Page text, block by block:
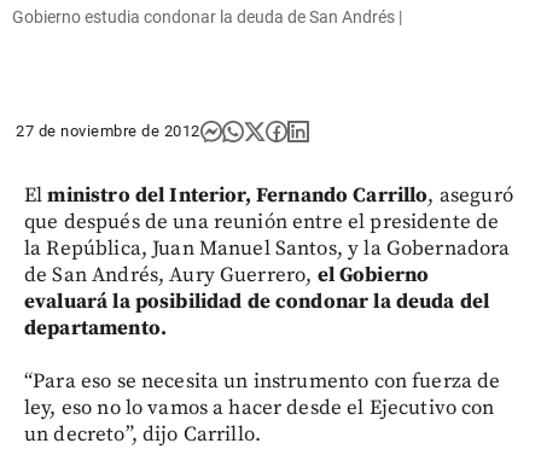
Gobierno estudia condonar la deuda de San Andrés |
27 de noviembre de 2012
Elministro del Interior, Fernando Carrillo, aseguró
que después de una reunión entre el presidente de
la República, Juan Manuel Santos, y la Gobernadora
de San Andrés, Aury Guerrero, el Gobierno
evaluará la posibilidad de condonar la deuda del
departamento.
“Para eso se necesita un instrumento con fuerza de
ley, eso no lo vamos a hacer desde el Ejecutivo con
un decreto”, dijo Carrillo.